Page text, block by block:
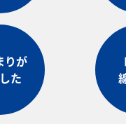
りが
た